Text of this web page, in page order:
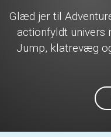
Glæd jer til
actionfyldt univers
Jump, klatrevæg